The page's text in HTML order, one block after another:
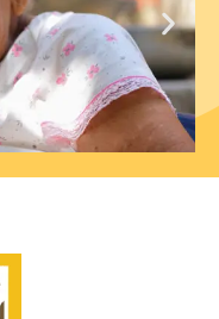
N
e
x
t
s
l